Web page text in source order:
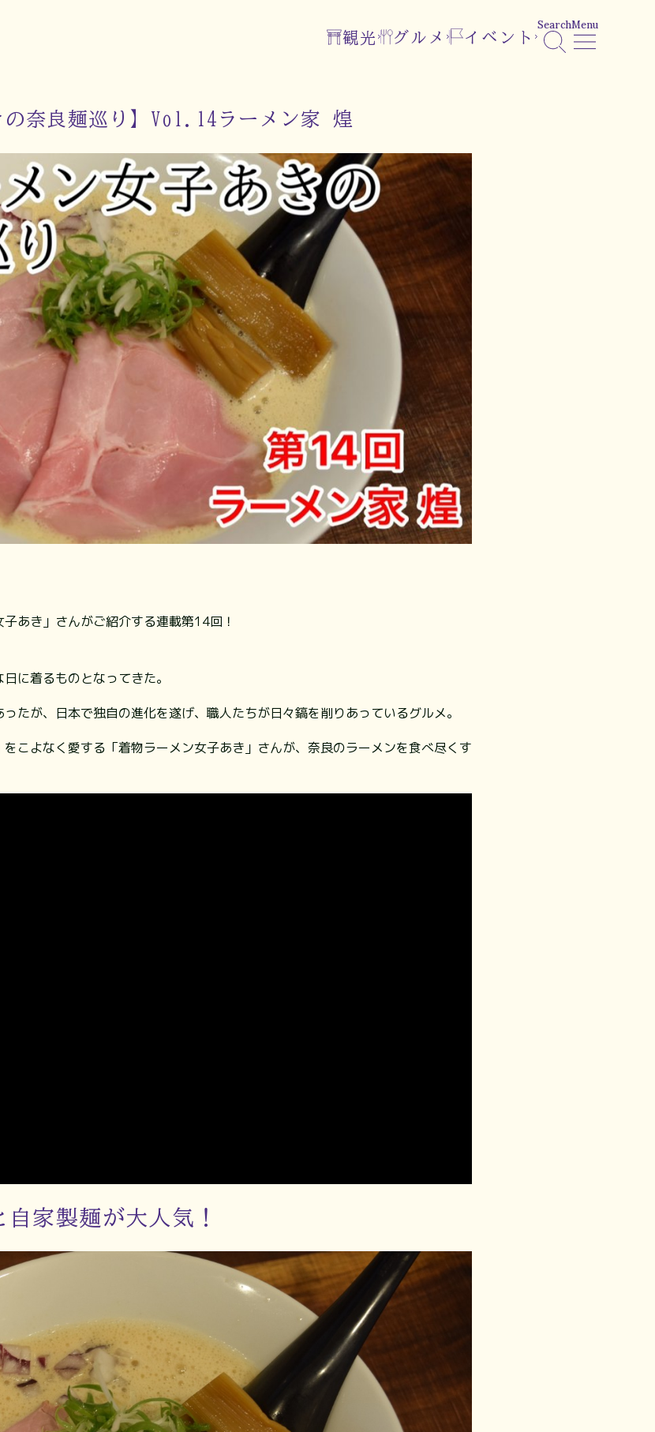
観光 グルメ イベント
SearchMenu
の奈良麺巡り】Vol.14ラーメン家 煌
あき」さんがご紹介する連載第14回！
に着るものとなってきた。
たが、日本で独自の進化を遂げ、職人たちが日々鎬を削りあっているグルメ。
こよなく愛する「着物ラーメン女子あき」さんが、奈良のラーメンを食べ尽くす
家製麺が大人気！